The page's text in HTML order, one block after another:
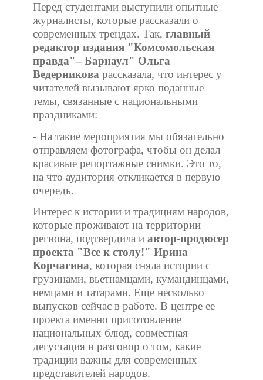
Перед студентами выступили опытные
журналисты, которые рассказали о
современных трендах. Так, главный
редактор издания "Комсомольская
правда"– Барнаул" Ольга
Ведерникова рассказала, что интерес у
читателей вызывают ярко поданные
темы, связанные с национальными
праздниками:
- На такие мероприятия мы обязательно
отправляем фотографа, чтобы он делал
красивые репортажные снимки. Это то,
на что аудитория откликается в первую
очередь.
Интерес к истории и традициям народов,
которые проживают на территории
региона, подтвердила и автор-продюсер
проекта "Все к столу!" Ирина
Корчагина, которая сняла истории с
грузинами, вьетнамцами, кумандинцами,
немцами и татарами. Еще несколько
выпусков сейчас в работе. В центре ее
проекта именно приготовление
национальных блюд, совместная
дегустация и разговор о том, какие
традиции важны для современных
представителей народов.